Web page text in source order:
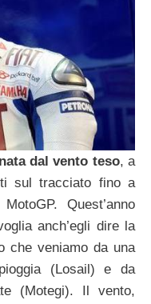
dal vento teso, a
sul tracciato fino a
Quest’anno
anch’egli dire la
che veniamo da una
(Losail) e da
(Motegi). Il vento,